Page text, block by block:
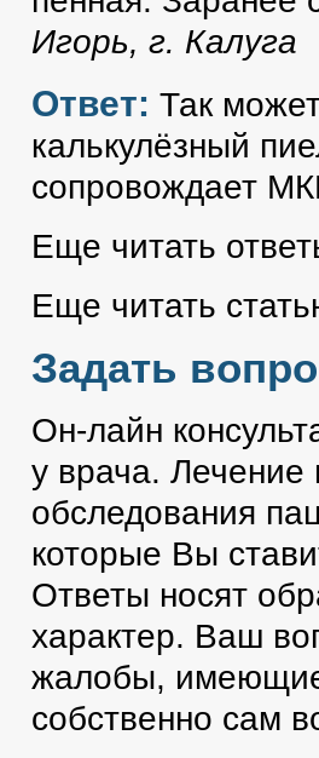
Игорь, г. Калуга
Ответ: Так
калькулёзный
сопровождает
Еще читать
Еще читать
Задать
Он-лайн
у врача. Лечение
обследования
которые Вы
Ответы носят
характер. Ваш
жалобы,
собственно сам